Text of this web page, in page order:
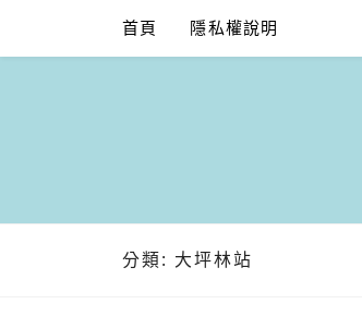
content
首頁 隱私權說明
分類: 大坪林站